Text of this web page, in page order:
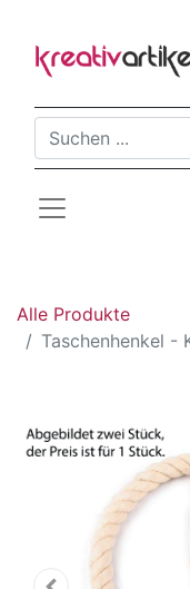
Alle Produkte
Taschenhenkel -